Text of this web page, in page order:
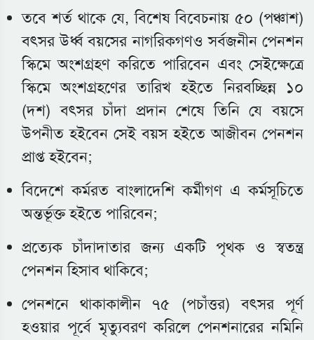
তবে শর্ত থাকে যে, বিশেষ বিবেচনায় ৫০ (পঞ্চাশ)
বৎসর উর্ধ্ব বয়সের নাগরিকগণও সর্বজনীন পেনশন
স্কিমে অংশগ্রহণ করিতে পারিবেন এবং সেইক্ষেত্রে
স্কিমে অংশগ্রহণের তারিখ হইতে নিরবচ্ছিন্ন ১০
(দশ) বৎসর চাঁদা প্রদান শেষে তিনি যে বয়সে
উপনীত হইবেন সেই বয়স হইতে আজীবন পেনশন
প্রাপ্ত হইবেন;
বিদেশে কর্মরত বাংলাদেশি কর্মীগণ এ কর্মসূচিতে
অন্তর্ভূক্ত হইতে পারিবেন;
প্রত্যেক চাঁদাদাতার জন্য একটি পৃথক ও স্বতন্ত্র
পেনশন হিসাব থাকিবে;
পেনশনে থাকাকালীন ৭৫ (পচাঁত্তর) বৎসর পূর্ণ
হওয়ার পূর্বে মৃত্যুবরণ করিলে পেনশনারের নমিনি